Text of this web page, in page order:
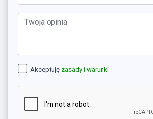
Akceptuję zasady i warunki